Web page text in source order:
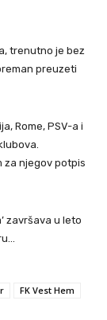
trenutno je bez
preuzeti
Rome, PSV-a i
za njegov potpis
završava u leto
FK Vest Hem